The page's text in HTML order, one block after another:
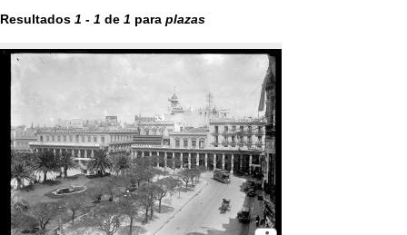
Resultados 1 - 1 de 1 para plazas